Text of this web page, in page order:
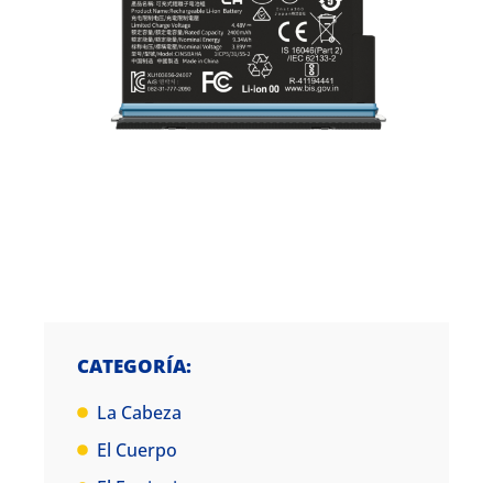
CATEGORÍA:
La Cabeza
El Cuerpo